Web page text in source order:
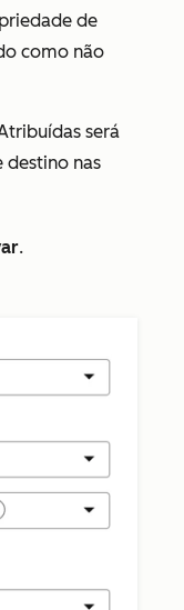
de
como não
será
destino nas
.